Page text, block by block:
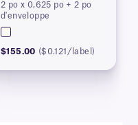
2 po x 0,625 po + 2 po
d'enveloppe
$155.00 ($0.121/label)